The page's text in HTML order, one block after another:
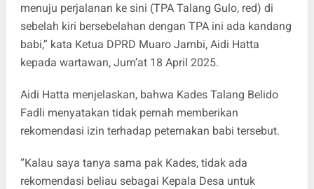
menuju perjalanan ke sini (TPA Talang Gulo, red) di
sebelah kiri bersebelahan dengan TPA ini ada kandang
babi,” kata Ketua DPRD Muaro Jambi, Aidi Hatta
kepada wartawan, Jum’at 18 April 2025.
Aidi Hatta menjelaskan, bahwa Kades Talang Belido
Fadli menyatakan tidak pernah memberikan
rekomendasi izin terhadap peternakan babi tersebut.
“Kalau saya tanya sama pak Kades, tidak ada
rekomendasi beliau sebagai Kepala Desa untuk